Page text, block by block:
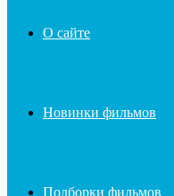
О сайте
Новинки фильмов
Подборки фильмов